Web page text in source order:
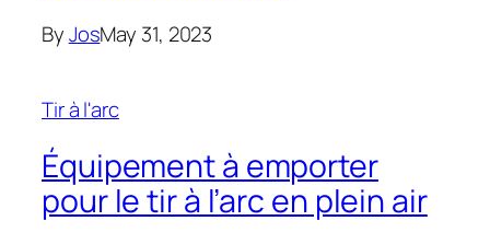
ByJosMay 31, 2023
Tir à l'arc
Équipement à emporter
pour le tir à l’arc en plein air